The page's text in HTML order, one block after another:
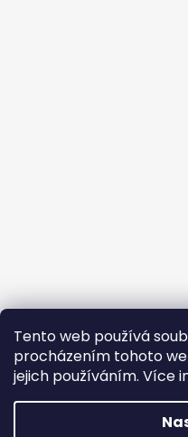
Tento web používá
procházením tohoto
jejich používáním. Více
Buďte členem FB skupiny